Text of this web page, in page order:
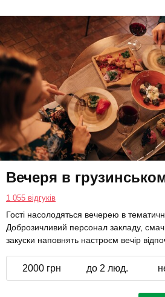
Вечеря в
1 055 відгуків
Гості насолодяться вечерею в
Доброзичливий персонал закладу,
закуски наповнять настроєм вечір
2000 грн до 2 люд.